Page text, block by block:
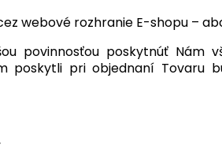
webové rozhranie E-shopu –
povinnosťou poskytnúť Nám
poskytli pri objednaní Tovaru